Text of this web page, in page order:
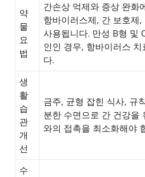
약
물
요
법
간손상 억제와 증상 완화
항바이러스제, 간 보호제,
사용됩니다. 만성 B형 및
인인 경우, 항바이러스
다.
생
활
습
관
개
선
금주, 균형 잡힌 식사, 규
분한 수면으로 간 건강을
와의 접촉을 최소화해야
수